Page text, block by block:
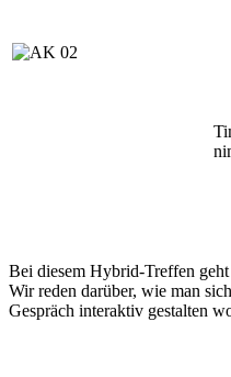
Bei diesem Hybrid-Treffen
Wir reden darüber, wie man
Gespräch interaktiv gestalten